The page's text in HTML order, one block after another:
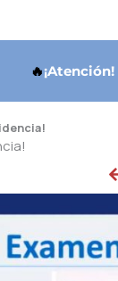
🔥¡Atención!